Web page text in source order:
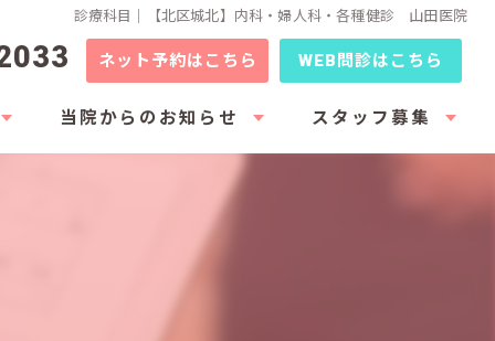
診療科目｜【北区城北】内科・婦人科・各種健診 山田医院
ネット予約はこちら WEB問診はこちら
当院からのお知らせ スタッフ募集